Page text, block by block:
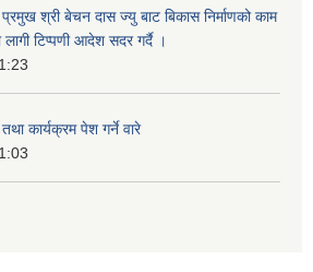
श्री बेचन दास ज्यु बाट बिकास निर्माणको काम
टिप्पणी आदेश सदर गर्दै ।
कार्यक्रम पेश गर्ने वारे